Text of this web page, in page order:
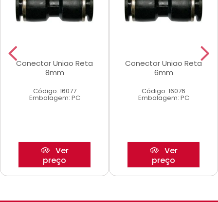
Conector Uniao Reta
8mm
Código: 16077
Embalagem: PC
Ver
preço
Conector Uniao Reta
6mm
Código: 16076
Embalagem: PC
Ver
preço